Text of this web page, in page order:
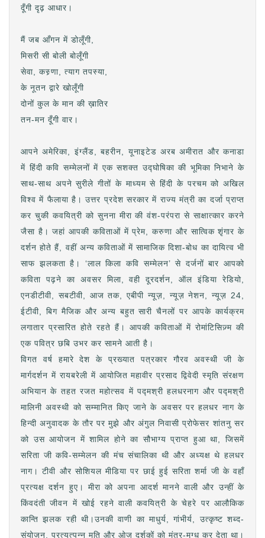
दूँगी दृढ़ आधार।
मैं जब आँगन में डोलूँगी,
मिसरी सी बोली बोलूँगी
सेवा, कस्र्णा, त्याग तपस्या,
के नूतन द्वारे खोलूँगी
दोनों कुल के मान की ख़ातिर
तन-मन दूँगी वार।
आपने अमेरिका, इंग्लैंड, बहरीन, यूनाइटेड अरब अमीरात और कनाडा
में हिंदी कवि सम्मेलनों में एक सशक्त उद्घोषिका की भूमिका निभाने के
साथ-साथ अपने सुरीले गीतों के माध्यम से हिंदी के परचम को अखिल
विश्व में फैलाया है। उत्तर प्रदेश सरकार में राज्य मंत्री का दर्जा प्राप्त
कर चुकी कवयित्री को सुनना मीरा की वंश-परंपरा से साक्षात्कार करने
जैसा है। जहां आपकी कविताओं में प्रेम, करुणा और सात्विक शृंगार के
दर्शन होते हैं, वहीं अन्य कविताओं में सामाजिक दिशा-बोध का दायित्व भी
साफ झलकता है। ‘लाल किला कवि सम्मेलन’ से दर्जनों बार आपको
कविता पढ़ने का अवसर मिला, वही दूरदर्शन, ऑल इंडिया रेडियो,
एनडीटीवी, सबटीवी, आज तक, एबीपी न्यूज़, न्यूज़ नेशन, न्यूज़ 24,
ईटीवी, बिग मैजिक और अन्य बहुत सारी चैनलों पर आपके कार्यक्रम
लगातार प्रसारित होते रहते हैं। आपकी कविताओं में रोमांटिसिज़्म की
एक पवित्र छबि उभर कर सामने आती है।
विगत वर्ष हमारे देश के प्रख्यात पत्रकार गौरव अवस्थी जी के
मार्गदर्शन में रायबरेली में आयोजित महावीर प्रसाद द्विवेदी स्मृति संरक्षण
अभियान के तहत रजत महोत्सव में पद्मश्री हलधरनाग और पद्मश्री
मालिनी अवस्थी को सम्मानित किए जाने के अवसर पर हलधर नाग के
हिन्दी अनुवादक के तौर पर मुझे और अंगुल निवासी प्रोफेसर शांतनु सर
को उस आयोजन में शामिल होने का सौभाग्य प्राप्त हुआ था, जिसमें
सरिता जी कवि-सम्मेलन की मंच संचालिका थी और अध्यक्ष थे हलधर
नाग। टीवी और सोशियल मीडिया पर छाई हुई सरिता शर्मा जी के वहाँ
प्रत्यक्ष दर्शन हुए। मीरा को अपना आदर्श मानने वाली और उन्हीं के
किंवदंती जीवन में खोई रहने वाली कवयित्री के चेहरे पर आलौकिक
कान्ति झलक रही थी।उनकी वाणी का माधुर्य, गांभीर्य, उत्कृष्ट शब्द-
संयोजन, प्रत्युत्पन्न मति और ओज दर्शकों को मंत्र-मुग्ध कर देता था।